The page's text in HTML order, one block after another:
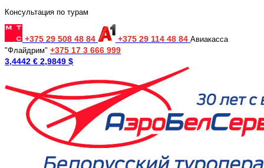
Консультация по турам
+375 29 508 48 84 +375 29 114 48 84 Авиакасса
"Флайдрим" +375 17 3 666 999
3,4442 € 2,9849 $